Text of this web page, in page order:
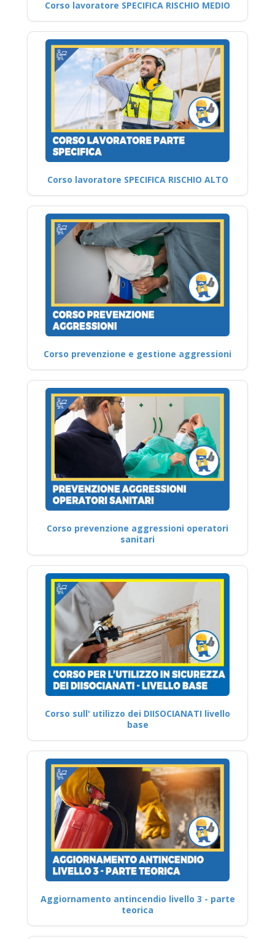
Corso lavoratore SPECIFICA RISCHIO MEDIO
Corso lavoratore SPECIFICA RISCHIO ALTO
Corso prevenzione e gestione aggressioni
Corso prevenzione aggressioni operatori
sanitari
Corso sull' utilizzo dei DIISOCIANATI livello
base
Aggiornamento antincendio livello 3 - parte
teorica